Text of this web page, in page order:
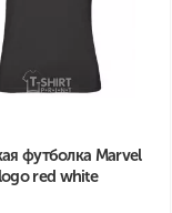
футболка Marvel
logo red white